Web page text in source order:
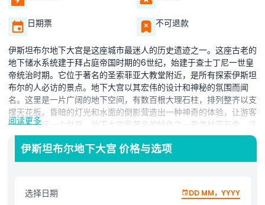
日期票 不可退款
伊斯坦布尔地下大宫是这座城市最迷人的历史遗迹之一。这座古老的
地下储水系统建于拜占庭帝国时期的6世纪，始建于查士丁尼一世皇
帝统治时期。它位于著名的圣索菲亚大教堂附近，是所有探索伊斯坦
布尔的人必访的景点。地下大宫以其宏伟的设计和神秘的氛围而闻
名。这里是一片广阔的地下空间，有数百根大理石柱，排列整齐以支
撑天花板。昏暗的灯光和水面的倒影营造出一种神奇的体验，让游客
仿佛步入另一个世界。地下大宫最著名的特色之一是美杜莎石像。这
些古老的石雕安置在两根柱子的底部，为这里增添了神秘气息。没有
人确切知道它们为什么放在这里，或为什么一尊是倒置的，另一尊是
侧放的。
的城市街道提供了清新之感。当你沿着水面上方的木质走道行走时，
阅读更多
伊斯坦布尔地下大宫 价格与选项
选择日期 DD MM，YYYY